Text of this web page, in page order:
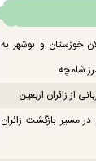
خوزستان و بوشهر به
شلمچه
از زائران اربعین
مسیر بازگشت زائران